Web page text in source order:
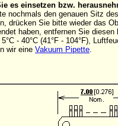
es einsetzen bzw.
nochmals den genauen Sitz
drücken Sie bitte wieder das
haben, entfernen Sie
- 40°C (41°F - 104°F),
wir eine Vakuum Pipette.